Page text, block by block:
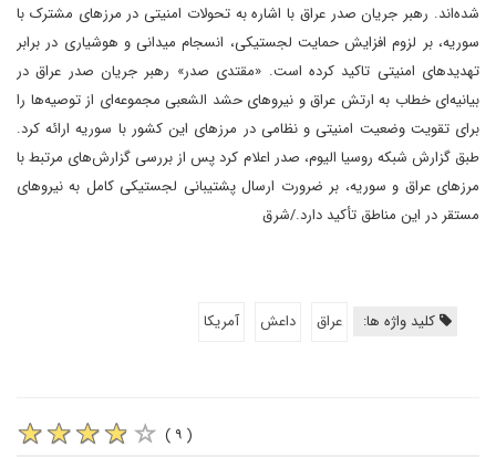
شده‌اند. رهبر جریان صدر عراق با اشاره به تحولات امنیتی در مرزهای مشترک با
سوریه، بر لزوم افزایش حمایت لجستیکی، انسجام میدانی و هوشیاری در برابر
تهدیدهای امنیتی تاکید کرده است. «مقتدی صدر» رهبر جریان صدر عراق در
بیانیه‌ای خطاب به ارتش عراق و نیروهای حشد الشعبی مجموعه‌ای از توصیه‌ها را
برای تقویت وضعیت امنیتی و نظامی در مرزهای این کشور با سوریه ارائه کرد.
طبق گزارش شبکه روسیا الیوم، صدر اعلام کرد پس از بررسی گزارش‌های مرتبط با
مرزهای عراق و سوریه، بر ضرورت ارسال پشتیبانی لجستیکی کامل به نیروهای
مستقر در این مناطق تأکید دارد./شرق
کلید واژه ها: عراق داعش آمریکا
( ۹ )